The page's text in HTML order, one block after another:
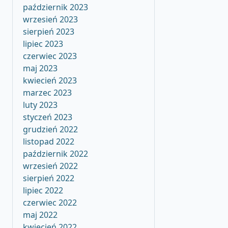
październik 2023
wrzesień 2023
sierpień 2023
lipiec 2023
czerwiec 2023
maj 2023
kwiecień 2023
marzec 2023
luty 2023
styczeń 2023
grudzień 2022
listopad 2022
październik 2022
wrzesień 2022
sierpień 2022
lipiec 2022
czerwiec 2022
maj 2022